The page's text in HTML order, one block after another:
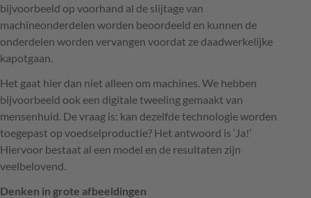
bijvoorbeeld op voorhand al de slijtage van
machineonderdelen worden beoordeeld en kunnen de
onderdelen worden vervangen voordat ze daadwerkelijke
kapotgaan.
Het gaat hier dan niet alleen om machines. We hebben
bijvoorbeeld ook een digitale tweeling gemaakt van
mensenhuid. De vraag is: kan dezelfde technologie worden
toegepast op voedselproductie? Het antwoord is ‘Ja!’
Hiervoor bestaat al een model en de resultaten zijn
veelbelovend.
Denken in grote afbeeldingen